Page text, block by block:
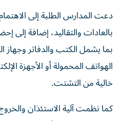
دعت المدارس الطلبة إلى
بالعادات والتقاليد، إضافة إلى
بما يشمل الكتب والدفاتر
الهواتف المحمولة أو الأجهزة
خالية من التشتت.
كما نظمت آلية الاستئذان